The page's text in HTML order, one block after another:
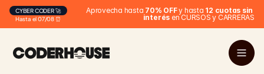
Hasta el 07/08 ⏰
CYBER CODER 🚀 Aprovecha hasta 70% OFF y hasta 12 cuotas sin
interés en CURSOS y CARRERAS